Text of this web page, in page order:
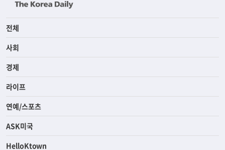
전체
사회
경제
라이프
연예/스포츠